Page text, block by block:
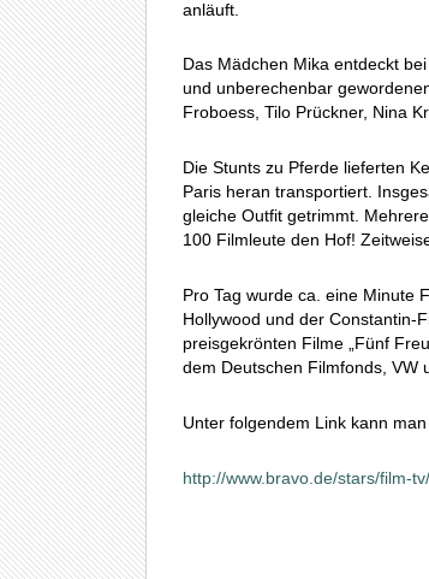
anläuft.
Das Mädchen Mika entdeckt
und unberechenbar
Froboess, Tilo Prückner, Nina
Die Stunts zu Pferde lieferten
Paris heran transportiert.
gleiche Outfit getrimmt.
100 Filmleute den Hof!
Pro Tag wurde ca. eine Minute
Hollywood und der Constantin-
preisgekrönten Filme „Fünf
dem Deutschen Filmfonds, VW
Unter folgendem Link kann
http://www.bravo.de/stars/film-